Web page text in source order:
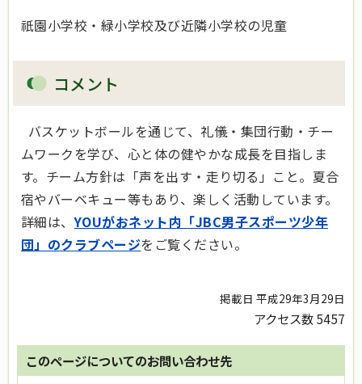
祇園小学校・緑小学校及び近隣小学校の児童
コメント
バスケットボールを通じて、礼儀・集団行動・チー
ムワークを学び、心と体の健やかな成長を目指しま
す。チーム方針は「声を出す・走り切る」こと。夏合
宿やバーベキュー等もあり、楽しく活動しています。
詳細は、YOUがおネット内「JBC男子スポーツ少年
団」のクラブページをご覧ください。
掲載日 平成29年3月29日
アクセス数5457
このページについてのお問い合わせ先